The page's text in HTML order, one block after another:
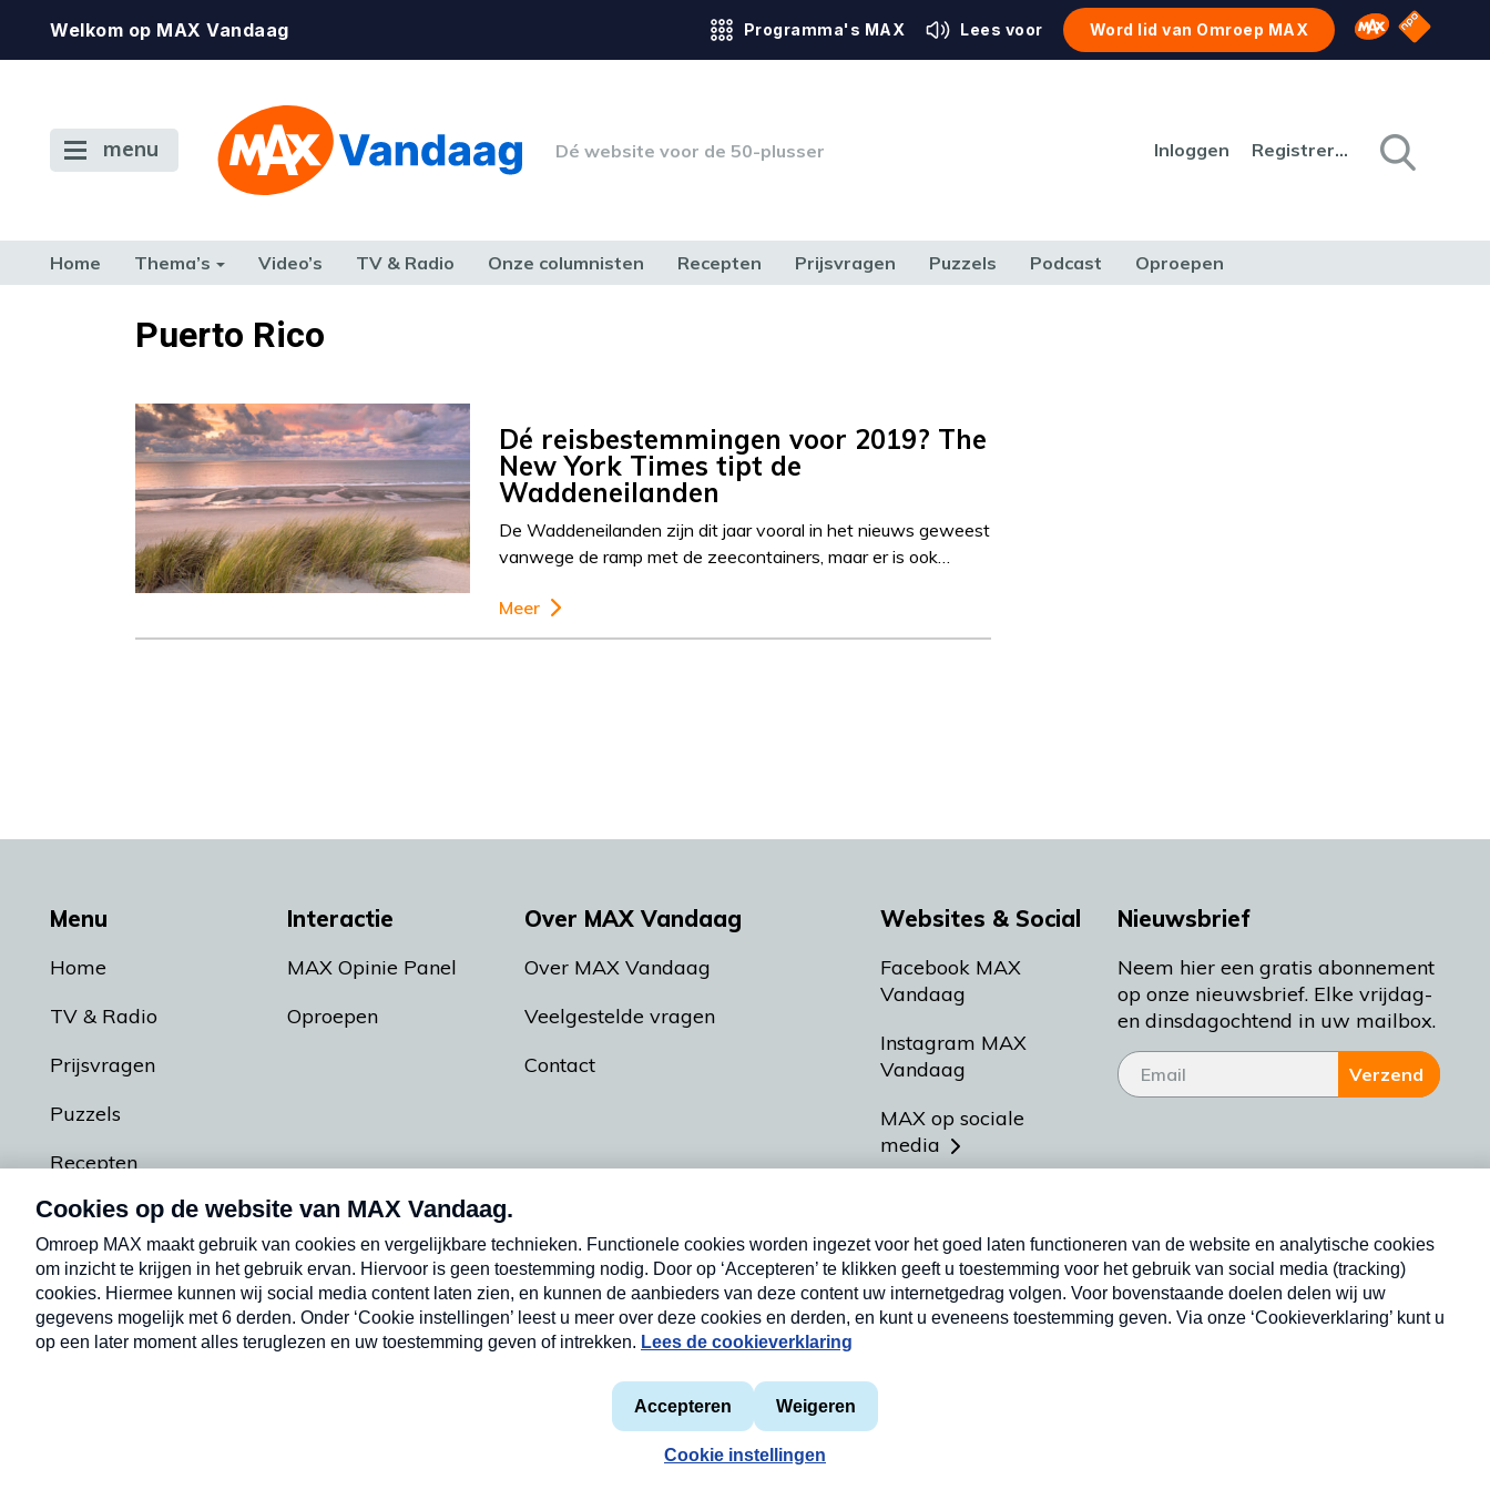
Welkom op MAX Vandaag Programma's MAX Lees voor Word lid van Omroep MAX Omroep MAX
NPO
menu Dé website voor de 50-plusser Inloggen Registreren
Home Thema’s Video’s TV & Radio Onze columnisten Recepten Prijsvragen Puzzels Podcast Oproepen
TERUG NAAR TOENPuerto Rico
Dé reisbestemmingen voor 2019? The
New York Times tipt de
Waddeneilanden
De Waddeneilanden zijn dit jaar vooral in het nieuws geweest
vanwege de ramp met de zeecontainers, maar er is ook…
Meer
Menu
Home
TV & Radio
Prijsvragen
Puzzels
Recepten
Podcasts
Interactie
MAX Opinie Panel
Oproepen
Over MAX Vandaag
Over MAX Vandaag
Veelgestelde vragen
Contact
Websites & Social
Facebook MAX
Vandaag
Instagram MAX
Vandaag
MAX op sociale
media
Meldpunt Actueel
Heel Holland Bakt
Nieuwsbrief
Neem hier een gratis abonnement
op onze nieuwsbrief. Elke vrijdag-
en dinsdagochtend in uw mailbox.
Verzend
Privacyverklaring
Cookieverklaring
Nieuwsbrief
Neem hier een gratis abonnement op onze